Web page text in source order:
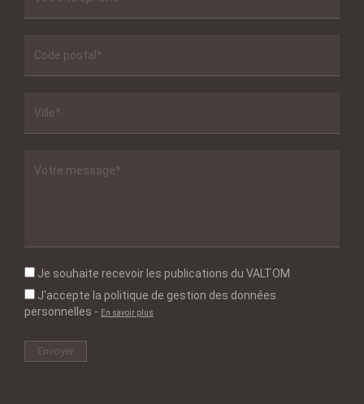
Je souhaite recevoir les publications du VALTOM
J'accepte la politique de gestion des données
personnelles - En savoir plus